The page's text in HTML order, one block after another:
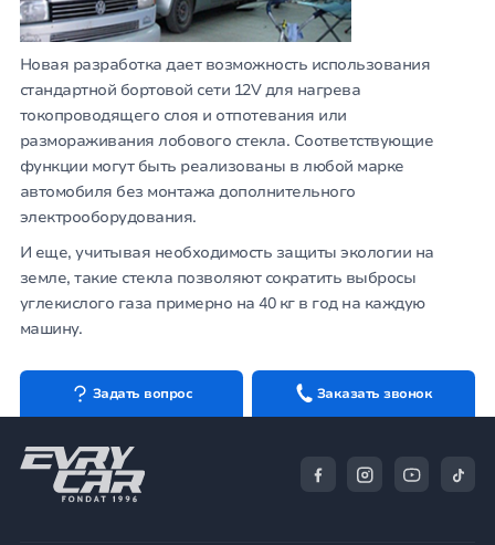
Новая разработка дает возможность использования
стандартной бортовой сети 12V для нагрева
токопроводящего слоя и отпотевания или
размораживания лобового стекла. Соответствующие
функции могут быть реализованы в любой марке
автомобиля без монтажа дополнительного
электрооборудования.
И еще, учитывая необходимость защиты экологии на
земле, такие стекла позволяют сократить выбросы
углекислого газа примерно на 40 кг в год на каждую
машину.
Задать вопрос Заказать звонок